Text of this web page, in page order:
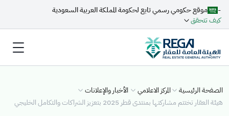
-
موقع حكومي رسمي تابع لحكومة المملكة العربية السعودية
كيف تتحقق
الصفحة الرئيسية المركز الاعلامي
الأخبار والإعلانات
هيئة العقار تختتم مشاركتها بمنتدى قطر 2025 بتعزيز الشراكات والتكامل الخليجي